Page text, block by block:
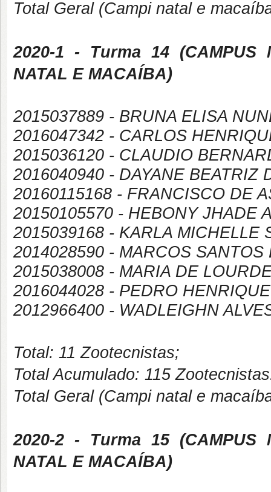
Total Geral (Campi natal e
2020-1 - Turma 14 (CAMPUS
NATAL E MACAÍBA)
2015037889 - BRUNA ELISA
2016047342 - CARLOS
2015036120 - CLAUDIO
2016040940 - DAYANE BEATRIZ
20160115168 - FRANCISCO DE
20150105570 - HEBONY JHADE
2015039168 - KARLA MICHELLE
2014028590 - MARCOS SANTOS
2015038008 - MARIA DE
2016044028 - PEDRO
2012966400 - WADLEIGHN
Total: 11 Zootecnistas;
Total Acumulado: 115
Total Geral (Campi natal e
2020-2 - Turma 15 (CAMPUS
NATAL E MACAÍBA)